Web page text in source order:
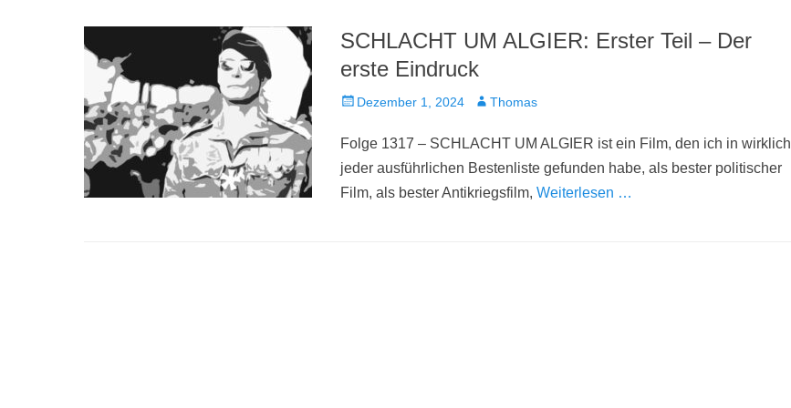
SCHLACHT UM ALGIER: Erster Teil – Der
erste Eindruck
Veröffentlicht
Dezember 1, 2024 AutorThomas
Folge 1317 – SCHLACHT UM ALGIER ist ein Film, den ich in wirklich
jeder ausführlichen Bestenliste gefunden habe, als bester politischer
Film, als bester Antikriegsfilm, Weiterlesen …